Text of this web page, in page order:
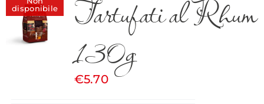
disponibile
Tartufati al Rhum
130g
€5.70